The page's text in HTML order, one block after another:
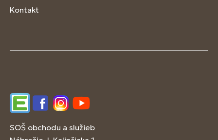
Kontakt
EdupageFacebookInstagram
YouTube
SOŠ obchodu a služieb